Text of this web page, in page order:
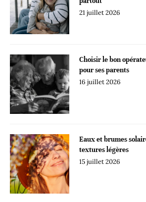
21 juillet 2026
Choisir le bon
pour ses parents
16 juillet 2026
Eaux et brumes
textures légères
15 juillet 2026